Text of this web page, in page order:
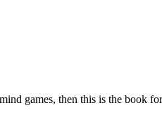
games, then this is the book